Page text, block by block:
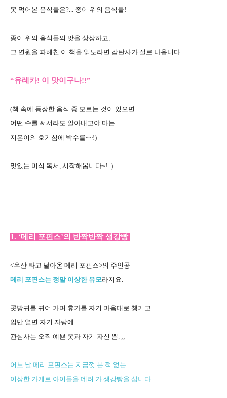
못 먹어본 음식들은?... 종이 위의 음식들!
종이 위의 음식들의 맛을 상상하고,
그 연원을 파헤친 이 책을 읽노라면 감탄사가 절로 나옵니다.
“유레카! 이 맛이구나!!”
(책 속에 등장한 음식 중 모르는 것이 있으면
어떤 수를 써서라도 알아내고야 마는
지은이의 호기심에 박수를~~!)
맛있는 미식 독서, 시작해봅니다~! :)
1. ‘메리 포핀스’의 반짝반짝 생강빵
<우산 타고 날아온 메리 포핀스>의 주인공
메리 포핀스는 정말 이상한 유모라지요.
콧방귀를 뀌어 가며 휴가를 자기 마음대로 챙기고
입만 열면 자기 자랑에
관심사는 오직 예쁜 옷과 자기 자신 뿐. ;;
어느 날 메리 포핀스는 지금껏 본 적 없는
이상한 가게로 아이들을 데려 가 생강빵을 삽니다.